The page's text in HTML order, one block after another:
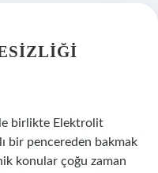
birlikte Elektrolit
bir pencereden bakmak
konular çoğu zaman